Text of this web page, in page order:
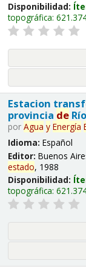
Disponibilidad:
topográfica:
Estacion
provincia de
por Agua y Energía
Idioma: Español
Editor: Buenos
estado, 1988
Disponibilidad:
topográfica: